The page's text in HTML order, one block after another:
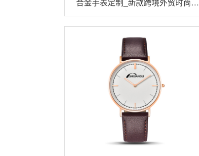
合金手表定制_新款跨境外贸时尚石
英手表丝印面